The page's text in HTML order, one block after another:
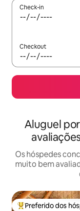
Check-in
Checkout
Aluguel
Os hóspedes
muito bem
Preferido dos